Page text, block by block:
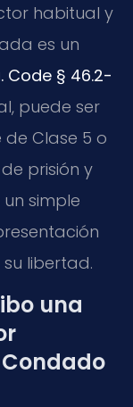
habitual y
es un
Code § 46.2-
puede ser
Clase 5 o
prisión y
simple
libertad.
una